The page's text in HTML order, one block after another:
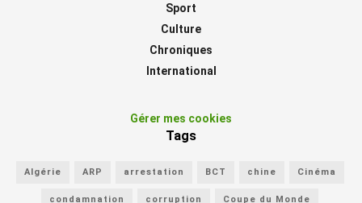
Sport
Culture
Chroniques
International
Gérer mes cookies
Tags
Algérie ARP arrestation BCT chine Cinéma
condamnation corruption Coupe du Monde